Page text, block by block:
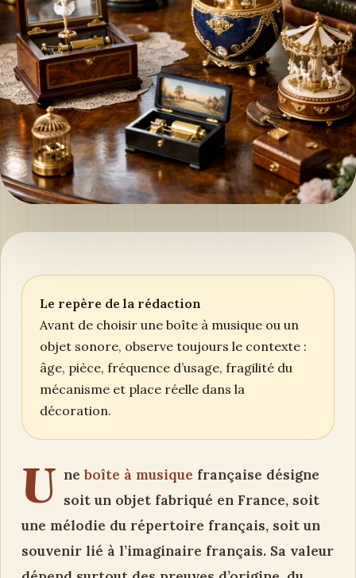
Le repère de la rédaction
Avant de choisir une boîte à musique ou un
objet sonore, observe toujours le contexte :
âge, pièce, fréquence d’usage, fragilité du
mécanisme et place réelle dans la
décoration.
U neboîte à musique française désigne
soit un objet fabriqué en France, soit
une mélodie du répertoire français, soit un
souvenir lié à l’imaginaire français. Sa valeur